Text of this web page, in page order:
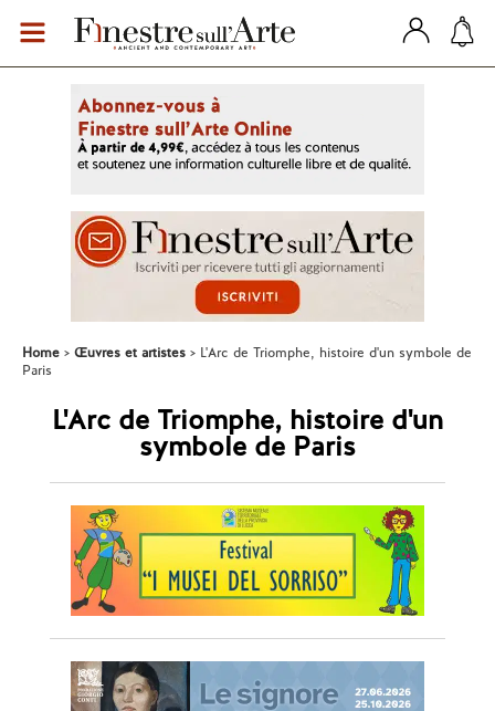
Home Œuvres et artistes
L'Arc de Triomphe, histoire d'un symbole de
Paris
L'Arc de Triomphe, histoire d'un
symbole de Paris